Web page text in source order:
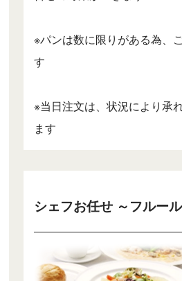
※パンは数に限りがある為、
す
※当日注文は、状況により承
ます
シェフお任せ ～フルー